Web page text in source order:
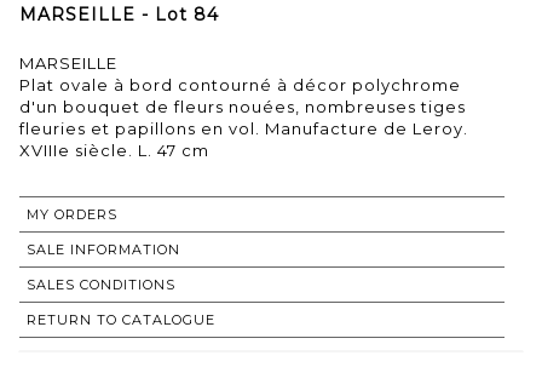
MARSEILLE - Lot 84
MARSEILLE
Plat ovale à bord contourné à décor polychrome
d'un bouquet de fleurs nouées, nombreuses tiges
fleuries et papillons en vol. Manufacture de Leroy.
XVIIIe siècle. L. 47 cm
MY ORDERS
SALE INFORMATION
SALES CONDITIONS
RETURN TO CATALOGUE